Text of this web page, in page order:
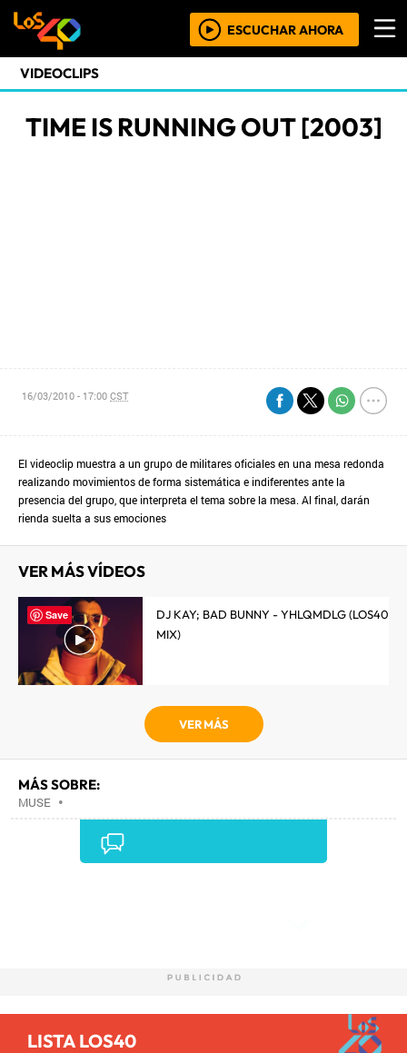
ESCUCHAR AHORA
VIDEOCLIPS
TIME IS RUNNING OUT [2003]
16/03/2010 - 17:00CST
El videoclip muestra a un grupo de militares oficiales en una mesa redonda
realizando movimientos de forma sistemática e indiferentes ante la
presencia del grupo, que interpreta el tema sobre la mesa. Al final, darán
rienda suelta a sus emociones
VER MÁS VÍDEOS
DJ KAY; BAD BUNNY - YHLQMDLG (LOS40
MIX)
VER MÁS
MÁS SOBRE:
MUSE •
LISTA LOS40
Save